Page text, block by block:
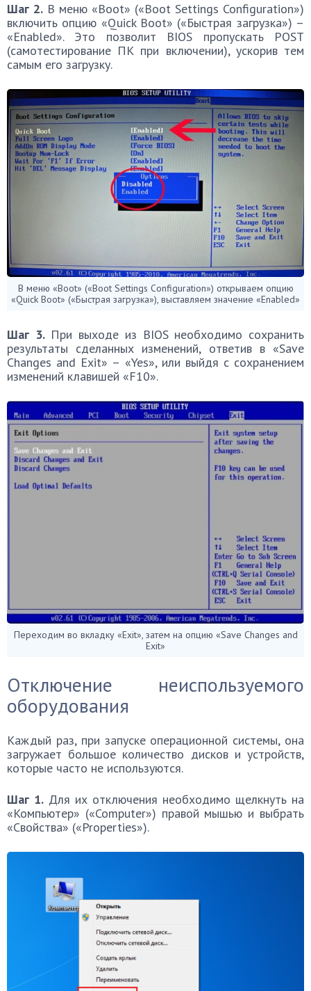
Шаг 2. В меню «Boot» («Boot Settings Configuration»)
включить опцию «Quick Boot» («Быстрая загрузка») –
«Enabled». Это позволит BIOS пропускать POST
(самотестирование ПК при включении), ускорив тем
самым его загрузку.
В меню «Boot» («Boot Settings Configuration») открываем опцию
«Quick Boot» («Быстрая загрузка»), выставляем значение «Enabled»
Шаг 3.При выходе из BIOS необходимо сохранить
результаты сделанных изменений, ответив в «Save
Changes and Exit» – «Yes», или выйдя с сохранением
изменений клавишей «F10».
Переходим во вкладку «Exit», затем на опцию «Save Changes and
Exit»
Отключение неиспользуемого
оборудования
Каждый раз, при запуске операционной системы, она
загружает большое количество дисков и устройств,
которые часто не используются.
Шаг 1. Для их отключения необходимо щелкнуть на
«Компьютер» («Computer») правой мышью и выбрать
«Свойства» («Properties»).